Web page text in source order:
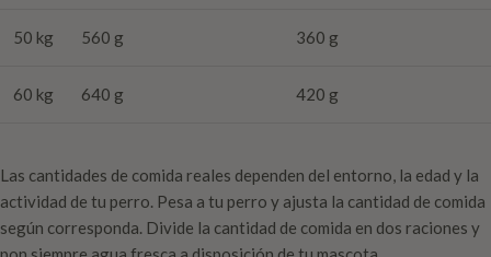
50 kg 560 g 360 g
60 kg 640 g 420 g
Las cantidades de comida reales dependen del entorno, la edad y la
actividad de tu perro. Pesa a tu perro y ajusta la cantidad de comida
según corresponda. Divide la cantidad de comida en dos raciones y